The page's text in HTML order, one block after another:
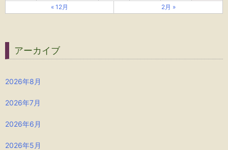
« 12月 2月 »
アーカイブ
2026年8月
2026年7月
2026年6月
2026年5月